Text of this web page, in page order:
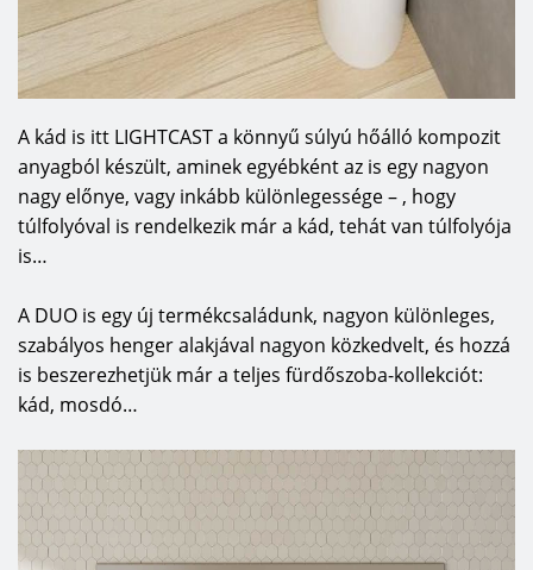
A kád is itt LIGHTCAST a könnyű súlyú hőálló kompozit
anyagból készült, aminek egyébként az is egy nagyon
nagy előnye, vagy inkább különlegessége – , hogy
túlfolyóval is rendelkezik már a kád, tehát van túlfolyója
is…
A DUO is egy új termékcsaládunk, nagyon különleges,
szabályos henger alakjával nagyon közkedvelt, és hozzá
is beszerezhetjük már a teljes fürdőszoba-kollekciót:
kád, mosdó…